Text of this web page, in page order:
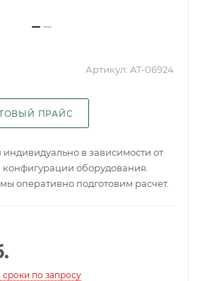
Артикул: AT-06924
ПРАЙС
в зависимости от
оборудования.
оперативно подготовим расчет.
по запросу